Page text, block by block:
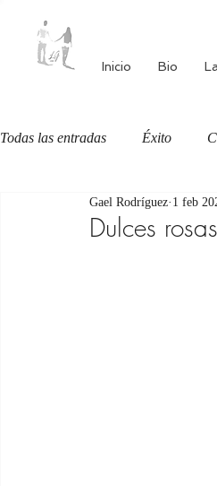
Inicio Bio
Todas las entradas Éxito
Autoestima Alimentación
Dulces rosas
Gael Rodríguez 1 feb